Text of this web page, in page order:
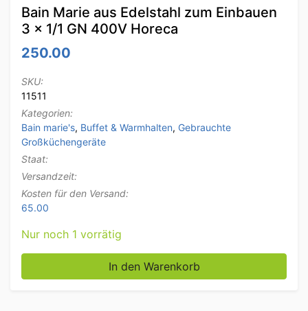
Bain Marie aus Edelstahl zum Einbauen
3 x 1/1 GN 400V Horeca
250.00
SKU:
11511
Kategorien:
Bain marie's, Buffet & Warmhalten, Gebrauchte
Großküchengeräte
Staat:
Versandzeit:
Kosten für den Versand:
65.00
Nur noch 1 vorrätig
Bain Marie aus Edelstahl zum Einbauen 3 x 1/1 GN
In den Warenkorb